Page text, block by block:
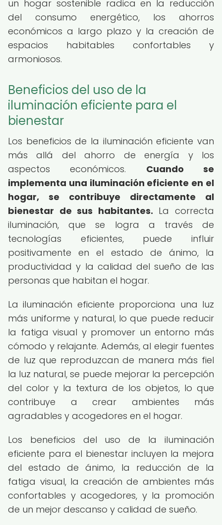
un hogar sostenible radica en la reducción
del consumo energético, los ahorros
económicos a largo plazo y la creación de
espacios habitables confortables y
armoniosos.
Beneficios del uso de la
iluminación eficiente para el
bienestar
Los beneficios de la iluminación eficiente van
más allá del ahorro de energía y los
aspectos económicos. Cuando se
implementa una iluminación eficiente en el
hogar, se contribuye directamente al
bienestar de sus habitantes. La correcta
iluminación, que se logra a través de
tecnologías eficientes, puede influir
positivamente en el estado de ánimo, la
productividad y la calidad del sueño de las
personas que habitan el hogar.
La iluminación eficiente proporciona una luz
más uniforme y natural, lo que puede reducir
la fatiga visual y promover un entorno más
cómodo y relajante. Además, al elegir fuentes
de luz que reproduzcan de manera más fiel
la luz natural, se puede mejorar la percepción
del color y la textura de los objetos, lo que
contribuye a crear ambientes más
agradables y acogedores en el hogar.
Los beneficios del uso de la iluminación
eficiente para el bienestar incluyen la mejora
del estado de ánimo, la reducción de la
fatiga visual, la creación de ambientes más
confortables y acogedores, y la promoción
de un mejor descanso y calidad de sueño.